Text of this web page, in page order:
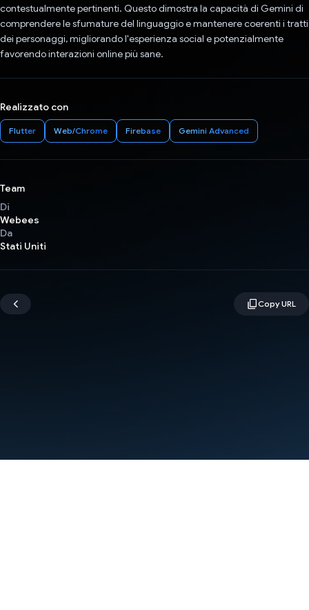
contestualmente pertinenti. Questo dimostra la capacità di Gemini di
comprendere le sfumature del linguaggio e mantenere coerenti i tratti
dei personaggi, migliorando l'esperienza social e potenzialmente
favorendo interazioni online più sane.
Realizzato con
Flutter Web/Chrome Firebase Gemini Advanced
Team
Di
Webees
Da
Stati Uniti